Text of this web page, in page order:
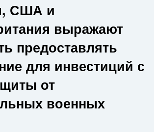
США и
выражают
предоставлять
для инвестиций с
от
военных